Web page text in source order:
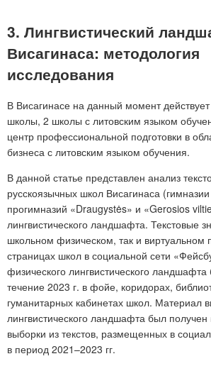
3. Лингвистический
Висагинаса: методология
исследования
В Висагинасе на данный момент
школы, 2 школы с литовским языком
центр профессиональной подготовки в
бизнеса с литовским языком обучения.
В данной статье представлен анализ
русскоязычных школ Висагинаса
прогимназий «Draugystės» и «Gerosios
лингвистического ландшафта. Текстовые
школьном физическом, так и виртуальном
страницах школ в социальной сети
физического лингвистического
течение 2023 г. в фойе, коридорах,
гуманитарных кабинетах школ. Материал
лингвистического ландшафта был
выборки из текстов, размещенных в
в период 2021–2023 гг.